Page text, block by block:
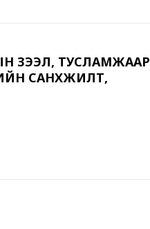
ЗЭЭЛ, ТУСЛАМЖААР
САНХҮҮЖИЛТ,